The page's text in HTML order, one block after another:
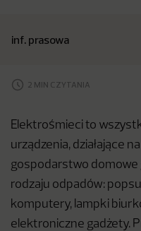
inf. prasowa
2 MIN CZYTANIA
Elektrośmieci to
urządzenia, działające
gospodarstwo
rodzaju odpadów:
komputery, lampki
elektroniczne gadżety.